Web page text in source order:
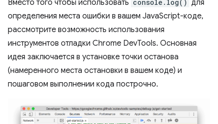
Вместо того чтобы использовать console.log() для
определения места ошибки в вашем JavaScript-коде,
рассмотрите возможность использования
инструментов отладки Chrome DevTools. Основная
идея заключается в установке точки останова
(намеренного места остановки в вашем коде) и
пошаговом выполнении кода построчно.